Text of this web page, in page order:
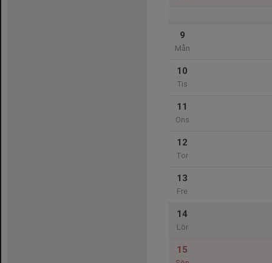
9
Mån
10
Tis
11
Ons
12
Tor
13
Fre
14
Lör
15